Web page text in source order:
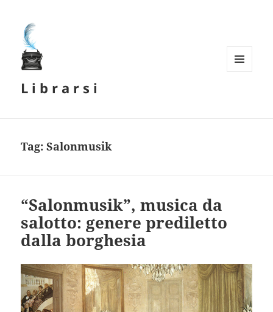
L i b r a r s i
Tag:Salonmusik
“Salonmusik”, musica da
salotto: genere prediletto
dalla borghesia